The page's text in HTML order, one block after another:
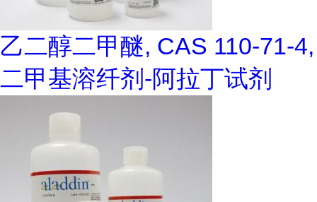
乙二醇二甲醚, CAS 110-71-4,
二甲基溶纤剂-阿拉丁试剂